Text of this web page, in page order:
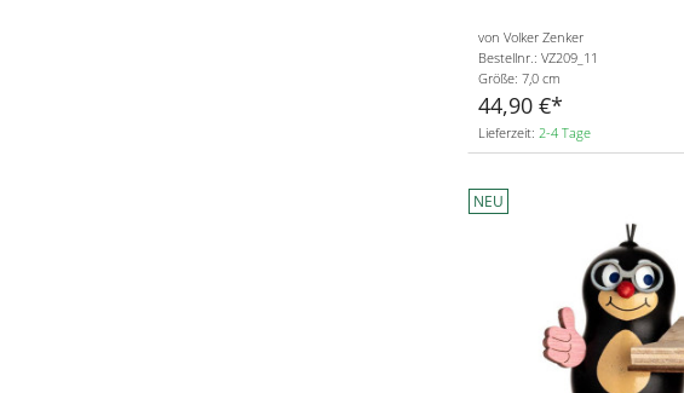
von Volker Zenker
Bestellnr.: VZ209_11
Größe: 7,0 cm
44,90 €
Lieferzeit: 2-4 Tage
NEU